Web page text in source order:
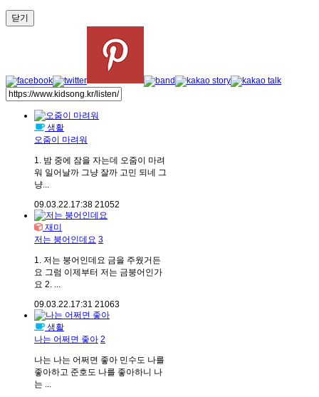
닫기
생활
오줌이 마려워
1. 밤 중에 잠을 자는데 오줌이 마려
워 일어날까 그냥 잘까 고민 되네 그
냥...
09.03.22.17:38 21052
재미
저는 붕어인데요 3
1. 저는 붕어인데요 금을 주웠거든
요 그럼 이제부터 저는 금붕어인가
요 2. ...
09.03.22.17:31 21063
생활
나는 어쩌면 좋아 2
나는 나는 어쩌면 좋아 민수도 나를
좋아하고 준호도 나를 좋아하니 나
는 ...